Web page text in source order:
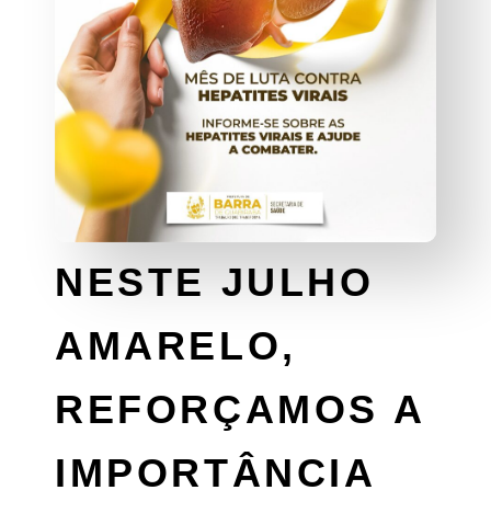
NESTE JULHO
AMARELO,
REFORÇAMOS A
IMPORTÂNCIA